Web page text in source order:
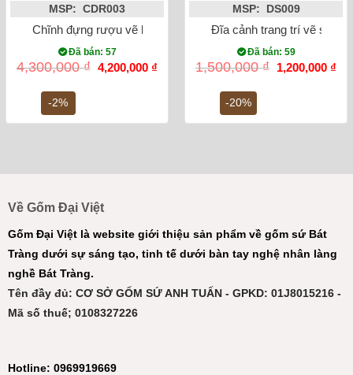
-2%
MSP: CDR003
Chĩnh đựng rượu vẽ bách hạc
Đã bán: 57
4,300,000₫ Giá
gốc
4,200,000 ₫
4,200,000 ₫.
-20%
MSP: DS009
Đĩa cảnh trang trí vẽ sen
Đã bán: 59
1,500,000₫
Giá
gốc
1,200,000 ₫
Về Gốm Đại Việt
Gốm Đại Việt là website giới thiệu sản phẩm về gốm sứ Bát
Tràng dưới sự sáng tạo, tinh tế dưới bàn tay nghệ nhân làng
nghề Bát Tràng.
Tên đầy đủ: CƠ SỞ GỐM SỨ ANH TUẤN - GPKD: 01J8015216 -
Mã số thuế; 0108327226
Hotline: 0969919669